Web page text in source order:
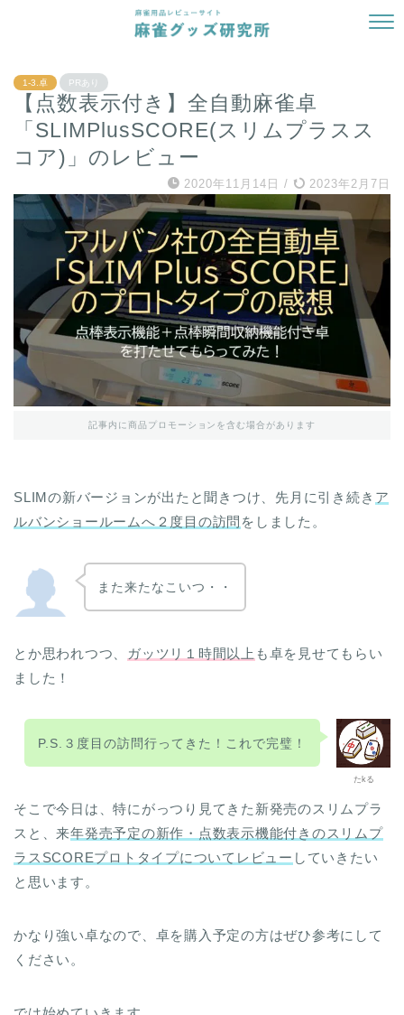
1-3.卓 PRあり
【点数表示付き】全自動麻雀卓
「SLIMPlusSCORE(スリムプラスス
コア)」のレビュー
2020年11月14日 / 2023年2月7日
記事内に商品プロモーションを含む場合があります
SLIMの新バージョンが出たと聞きつけ、先月に引き続き ア
ルバンショールームへ２度目の訪問 をしました。
また来たなこいつ・・
とか思われつつ、 ガッツリ１時間以上 も卓を見せてもらい
ました！
たkる
P.S.３度目の訪問行ってきた！これで完璧！
そこで今日は、特にがっつり見てきた新発売のスリムプラ
スと、来年発売予定の新作・点数表示機能付きのスリムプ
ラスSCOREプロトタイプについてレビュー していきたい
と思います。
かなり強い卓なので、卓を購入予定の方はぜひ参考にして
ください。